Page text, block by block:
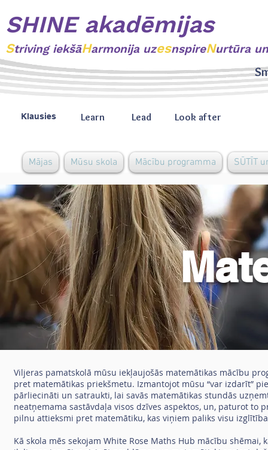
SHINE akadēmijas
Striving iekšāHarmonija uzesnspireNurtūra un
Klausies Learn Lead Look after
Mājas Mūsu skola Mācību programma SŪTĪT
Viljeras pamatskolā mūsu iekļaujošās matemātikas mācību
pret matemātikas priekšmetu. Izmantojot mūsu “var izdarīt”
pārliecināti un satraukti, lai savās matemātikas stundās
neatņemama sastāvdaļa visos dzīves aspektos, un, paturot
pilnu attieksmi pret matemātiku, kas viņiem paliks visu
Kā skola mēs sekojam White Rose Maths Hub mācību